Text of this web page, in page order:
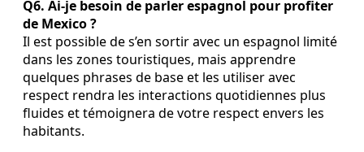
Q6. Ai-je besoin de parler espagnol pour profiter
de Mexico ?
Il est possible de s’en sortir avec un espagnol limité
dans les zones touristiques, mais apprendre
quelques phrases de base et les utiliser avec
respect rendra les interactions quotidiennes plus
fluides et témoignera de votre respect envers les
habitants.